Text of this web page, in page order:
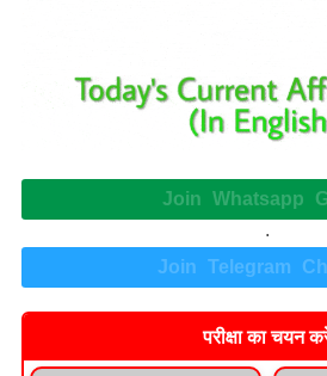
Join Whatsapp
.
Join Telegram
परीक्षा का चयन